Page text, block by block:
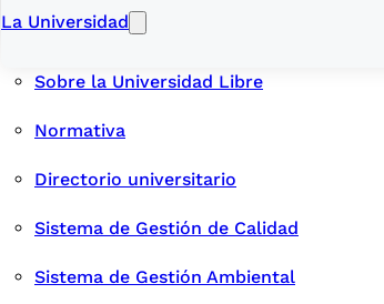
La Universidad
Sobre la Universidad Libre
Normativa
Directorio universitario
Sistema de Gestión de Calidad
Sistema de Gestión Ambiental